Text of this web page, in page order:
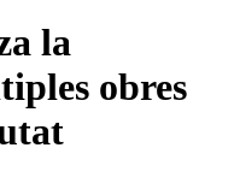
la
obres